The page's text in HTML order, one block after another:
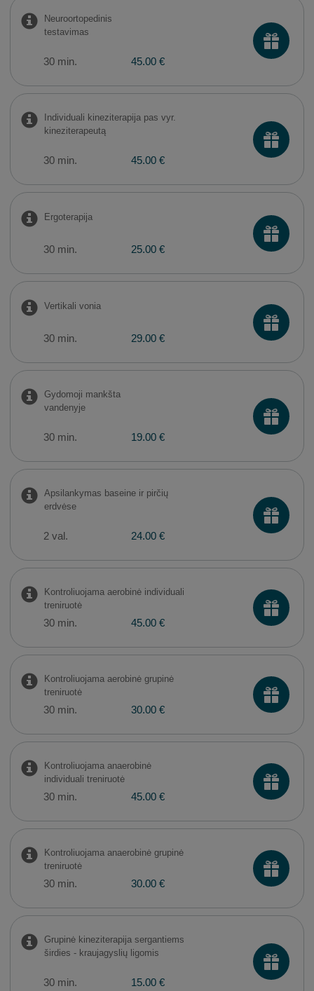
Neuroortopedinis
testavimas
30 min. 45.00 €
Individuali kineziterapija pas vyr.
kineziterapeutą
30 min. 45.00 €
Ergoterapija
30 min. 25.00 €
Vertikali vonia
30 min. 29.00 €
Gydomoji mankšta
vandenyje
30 min. 19.00 €
Apsilankymas baseine ir pirčių
erdvėse
2 val. 24.00 €
Kontroliuojama aerobinė individuali
treniruotė
30 min. 45.00 €
Kontroliuojama aerobinė grupinė
treniruotė
30 min. 30.00 €
Kontroliuojama anaerobinė
individuali treniruotė
30 min. 45.00 €
Kontroliuojama anaerobinė grupinė
treniruotė
30 min. 30.00 €
Grupinė kineziterapija sergantiems
širdies - kraujagyslių ligomis
30 min. 15.00 €